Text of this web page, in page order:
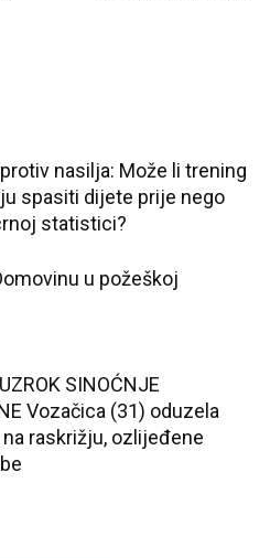
nasilja: Može li trening
spasiti dijete prije nego
statistici?
u požeškoj
SINOĆNJE
Vozačica (31) oduzela
raskrižju, ozlijeđene